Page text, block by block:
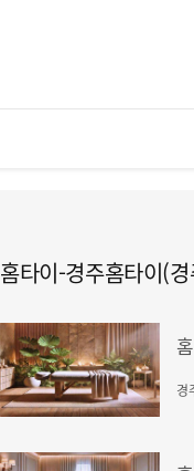
홈타이-경주홈타이(
경